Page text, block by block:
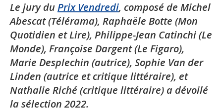
Le jury duPrix Vendredi, composé de Michel
Abescat (Télérama), Raphaële Botte (Mon
Quotidien et Lire), Philippe-Jean Catinchi (Le
Monde), Françoise Dargent (Le Figaro),
Marie Desplechin (autrice), Sophie Van der
Linden (autrice et critique littéraire), et
Nathalie Riché (critique littéraire) a dévoilé
la sélection 2022.